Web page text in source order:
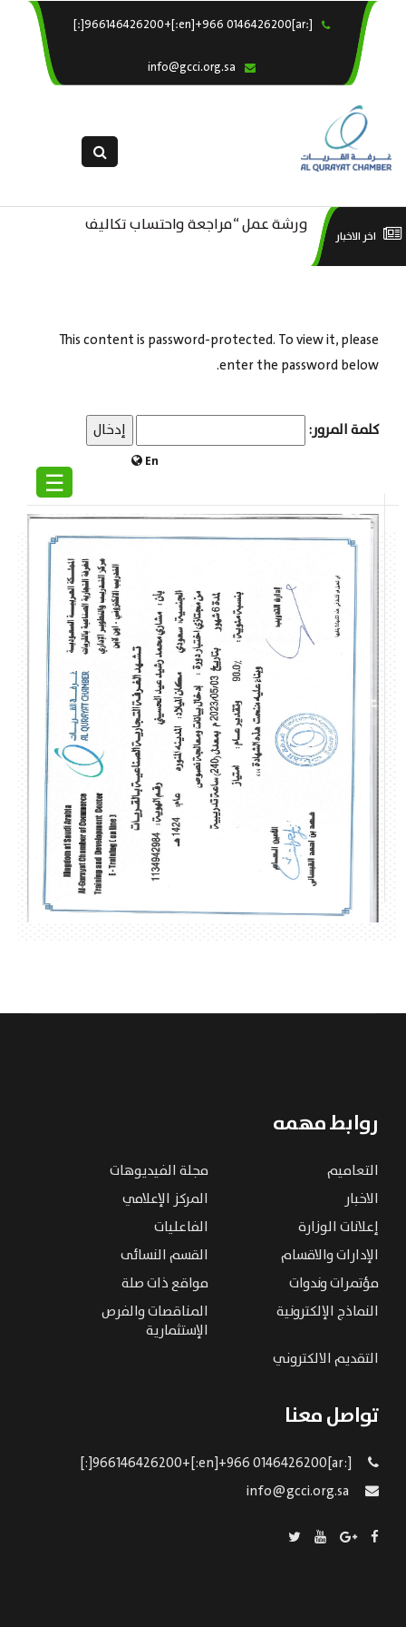
[:ar]966146426200+[:en]+966 0146426200[:]
En
☰
×
خدماتنا
التقديم الالكترونى
اخر الاخبار
ورشة عمل “مراجعة واحتساب تكاليف
This content is password-protected. To view it, please
enter the password below.
كلمة المرور:
روابط مهمه
التعاميم
مجلة الفيديوهات
الاخبار
المركز الإعلامي
إعلانات الوزارة
الفاعليات
الإدارات والاقسام
القسم النسائى
مؤتمرات وندوات
مواقع ذات صلة
النماذج الإلكترونية
المناقصات والفرص
الإستثمارية
التقديم الالكتروني
تواصل معنا
[:ar]966146426200+[:en]+966 0146426200[:]